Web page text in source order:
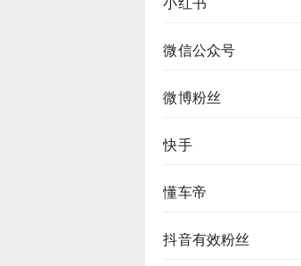
小红书
微信公众号
微博粉丝
快手
懂车帝
抖音有效粉丝